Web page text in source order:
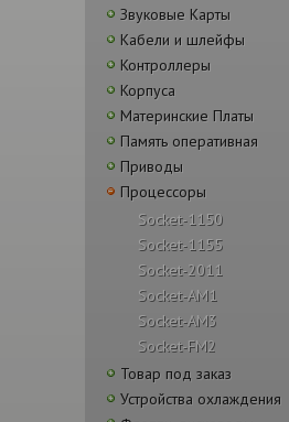
Звуковые Карты
Кабели и шлейфы
Контроллеры
Корпуса
Материнские Платы
Память оперативная
Приводы
Процессоры
Socket-1150
Socket-1155
Socket-2011
Socket-AM1
Socket-AM3
Socket-FM2
Товар под заказ
Устройства охлаждения